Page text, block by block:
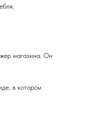
магазина. Он
в котором